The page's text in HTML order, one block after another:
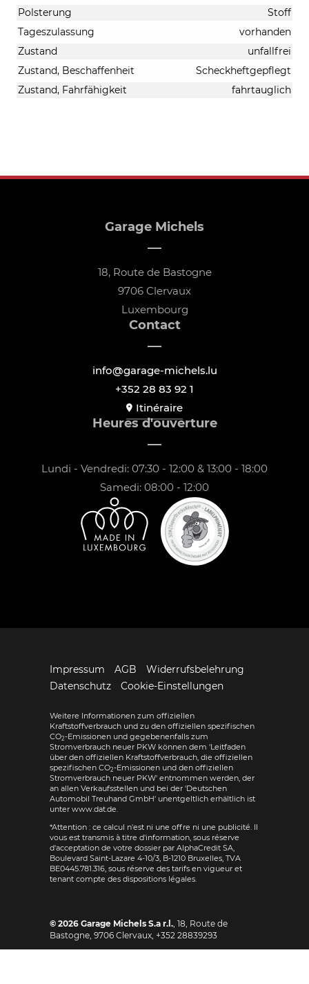
Polsterung
Stoff
Tageszulassung
vorhanden
Zustand
unfallfrei
Zustand, Beschaffenheit
Scheckheftgepflegt
Zustand, Fahrfähigkeit
fahrtauglich
Garage Michels
18, Route de Bastogne
9706 Clervaux
Luxembourg
Contact
info@garage-michels.lu
+352 28 83 92 1
Itinéraire
Heures d'ouverture
Lundi - Vendredi: 07:30 - 12:00 & 13:00 - 18:00
Samedi: 08:00 - 12:00
Impressum AGB
Widerrufsbelehrung
Datenschutz
Cookie-Einstellungen
Weitere Informationen zum offiziellen
Kraftstoffverbrauch und zu den offiziellen spezifischen
CO2-Emissionen und gegebenenfalls zum
Stromverbrauch neuer PKW können dem 'Leitfaden
über den offiziellen Kraftstoffverbrauch, die offiziellen
spezifischen CO2-Emissionen und den offiziellen
Stromverbrauch neuer PKW' entnommen werden, der
an allen Verkaufsstellen und bei der 'Deutschen
Automobil Treuhand GmbH' unentgeltlich erhältlich ist
unter www.dat.de.
*Attention : ce calcul n'est ni une offre ni une publicité. Il
vous est transmis à titre d'information, sous réserve
d'acceptation de votre dossier par AlphaCredit SA,
Boulevard Saint-Lazare 4-10/3, B-1210 Bruxelles, TVA
BE0445.781.316, sous réserve des tarifs en vigueur et
tenant compte des dispositions légales.
© 2026 Garage Michels S.a r.l., 18, Route de
Bastogne, 9706 Clervaux, +352 28839293